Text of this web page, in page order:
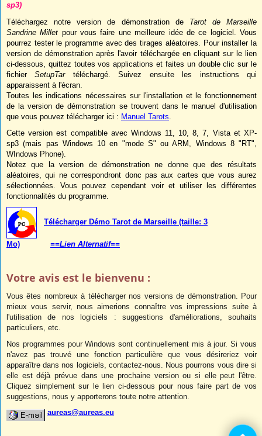
sp3)
Téléchargez notre version de démonstration de Tarot de Marseille
Sandrine Millet pour vous faire une meilleure idée de ce logiciel. Vous
pourrez tester le programme avec des tirages aléatoires. Pour installer la
version de démonstration après l'avoir téléchargée en cliquant sur le lien
ci-dessous, quittez toutes vos applications et faites un double clic sur le
fichierSetupTartéléchargé. Suivez ensuite les instructions qui
apparaissent à l'écran.
Toutes les indications nécessaires sur l'installation et le fonctionnement
de la version de démonstration se trouvent dans le manuel d'utilisation
que vous pouvez télécharger ici : Manuel Tarots.
Cette version est compatible avec Windows 11, 10, 8, 7, Vista et XP-
sp3 (mais pas Windows 10 en "mode S" ou ARM, Windows 8 "RT",
WIndows Phone).
Notez que la version de démonstration ne donne que des résultats
aléatoires, qui ne correspondront donc pas aux cartes que vous aurez
sélectionnées. Vous pouvez cependant voir et utiliser les différentes
fonctionnalités du programme.
Télécharger Démo Tarot de Marseille (taille: 3
Mo) ==Lien Alternatif==
Votre avis est le bienvenu :
Vous êtes nombreux à télécharger nos versions de démonstration. Pour
mieux vous servir, nous aimerions connaître vos impressions suite à
l'utilisation de nos logiciels : suggestions d'améliorations, souhaits
particuliers, etc.
Nos programmes pour Windows sont continuellement mis à jour. Si vous
n'avez pas trouvé une fonction particulière que vous désireriez voir
apparaître dans nos logiciels, contactez-nous. Nous pourrons vous dire si
elle est déjà prévue dans une prochaine version ou si elle peut l'être.
Cliquez simplement sur le lien ci-dessous pour nous faire part de vos
suggestions, nous y apporterons toute notre attention.
aureas@aureas.eu